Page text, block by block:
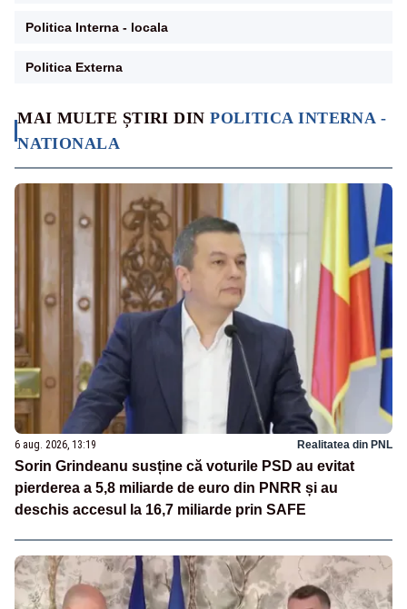
MAI MULTE ȘTIRI DINPOLITICA INTERNA -
NATIONALA
6 aug. 2026, 13:19 Realitatea din PNL
Sorin Grindeanu susține că voturile PSD au evitat
pierderea a 5,8 miliarde de euro din PNRR și au
deschis accesul la 16,7 miliarde prin SAFE
Politica Interna - locala
Politica Externa